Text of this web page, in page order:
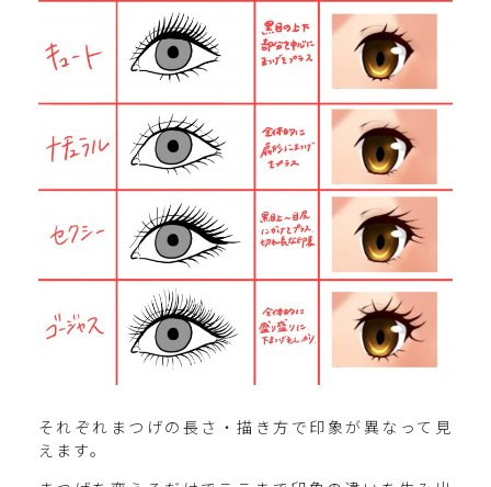
それぞれまつげの長さ・描き方で印象が異なって見
えます。